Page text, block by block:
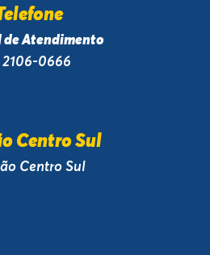
Atendimento
2106-0666
Centro Sul
Centro Sul